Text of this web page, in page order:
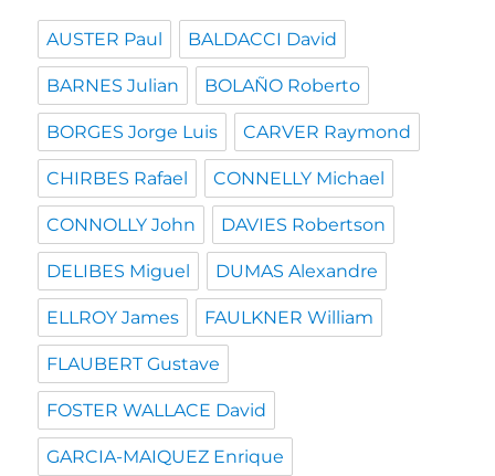
AUSTER Paul BALDACCI David
BARNES Julian BOLAÑO Roberto
BORGES Jorge Luis CARVER Raymond
CHIRBES Rafael CONNELLY Michael
CONNOLLY John DAVIES Robertson
DELIBES Miguel DUMAS Alexandre
ELLROY James FAULKNER William
FLAUBERT Gustave
FOSTER WALLACE David
GARCIA-MAIQUEZ Enrique